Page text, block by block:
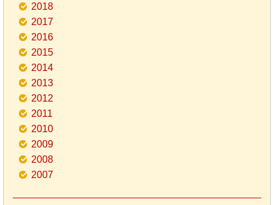
2018
2017
2016
2015
2014
2013
2012
2011
2010
2009
2008
2007